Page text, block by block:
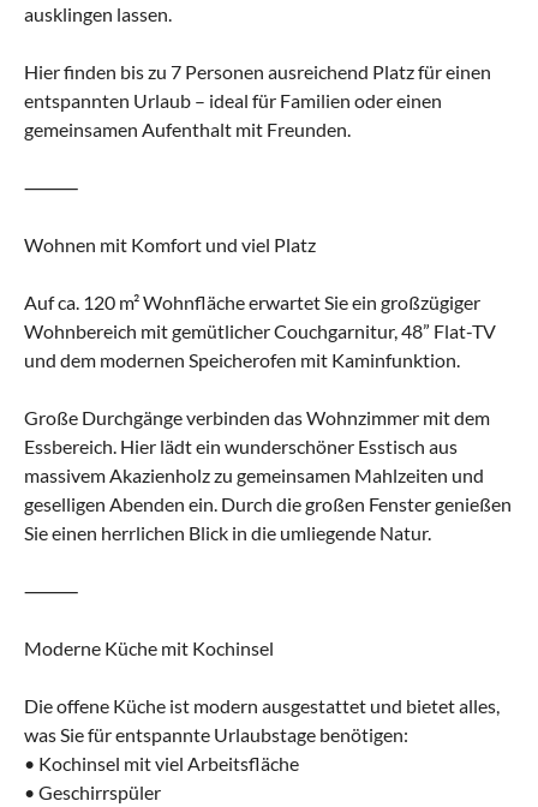
ausklingen lassen.
Hier finden bis zu 7 Personen ausreichend Platz für einen
entspannten Urlaub – ideal für Familien oder einen
gemeinsamen Aufenthalt mit Freunden.
⸻
Wohnen mit Komfort und viel Platz
Auf ca. 120 m² Wohnfläche erwartet Sie ein großzügiger
Wohnbereich mit gemütlicher Couchgarnitur, 48” Flat-TV
und dem modernen Speicherofen mit Kaminfunktion.
Große Durchgänge verbinden das Wohnzimmer mit dem
Essbereich. Hier lädt ein wunderschöner Esstisch aus
massivem Akazienholz zu gemeinsamen Mahlzeiten und
geselligen Abenden ein. Durch die großen Fenster genießen
Sie einen herrlichen Blick in die umliegende Natur.
⸻
Moderne Küche mit Kochinsel
Die offene Küche ist modern ausgestattet und bietet alles,
was Sie für entspannte Urlaubstage benötigen:
• Kochinsel mit viel Arbeitsfläche
• Geschirrspüler